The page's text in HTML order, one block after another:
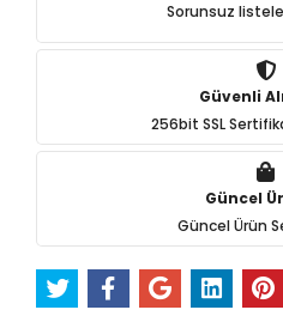
Sorunsuz
Güvenli
256bit SSL
Güncel
Güncel Ürün